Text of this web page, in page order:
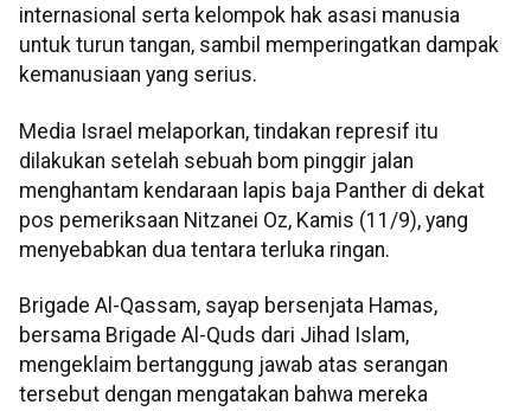
internasional serta kelompok hak asasi manusia
untuk turun tangan, sambil memperingatkan dampak
kemanusiaan yang serius.
Media Israel melaporkan, tindakan represif itu
dilakukan setelah sebuah bom pinggir jalan
menghantam kendaraan lapis baja Panther di dekat
pos pemeriksaan Nitzanei Oz, Kamis (11/9), yang
menyebabkan dua tentara terluka ringan.
Brigade Al-Qassam, sayap bersenjata Hamas,
bersama Brigade Al-Quds dari Jihad Islam,
mengeklaim bertanggung jawab atas serangan
tersebut dengan mengatakan bahwa mereka